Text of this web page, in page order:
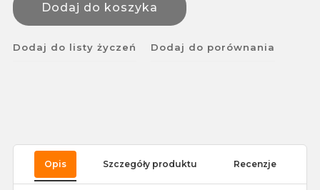
Dodaj do koszyka
Dodaj do listy życzeń Dodaj do porównania
Opis Szczegóły produktu Recenzje